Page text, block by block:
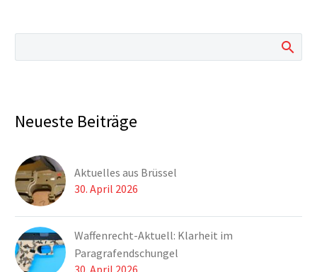
Neueste Beiträge
Aktuelles aus Brüssel
30. April 2026
Waffenrecht-Aktuell: Klarheit im
Paragrafendschungel
30. April 2026